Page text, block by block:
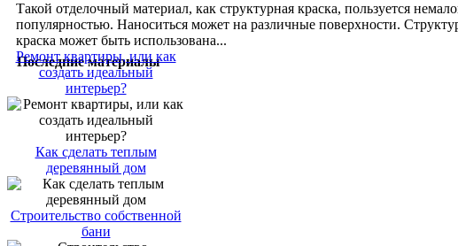
Такой отделочный материал, как структурная краска, пользуется
популярностью. Наноситься может на различные поверхности.
краска может быть использована...
Последние материалы
Ремонт квартиры, или как
создать идеальный
интерьер?
Как сделать теплым
деревянный дом
Строительство собственной
бани